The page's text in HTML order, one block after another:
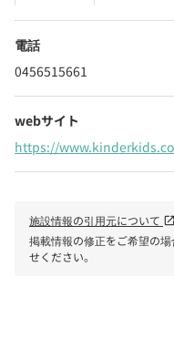
電話
0456515661
webサイト
https://
施設情報の引用元について open_in_new
掲載情報の修正をご希望の場
せください。